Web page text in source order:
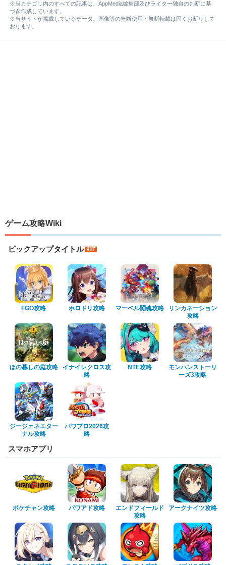
※当カテゴリ内のすべての記事は、AppMedia編集部及びライター独自の判断に基
づき作成しています。
※当サイトが掲載しているデータ、画像等の無断使用・無断転載は固くお断りして
おります。
ゲーム攻略Wiki
ピックアップタイトル
FGO攻略 ホロドリ攻略 マーベル闘魂攻略
リンカネーション
攻略
ほの暮しの庭攻略
イナイレクロス攻
略
NTE攻略
モンハンストーリ
ーズ3攻略
ジージェネエター
ナル攻略
パワプロ2026攻
略
スマホアプリ
ポケチャン攻略 パワアド攻略
エンドフィールド
攻略
アークナイツ攻略